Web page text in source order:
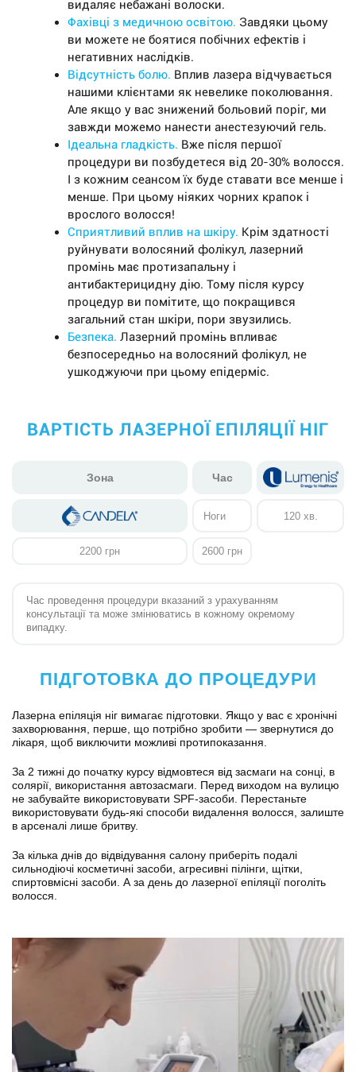
видаляє небажані волоски.
Фахівці з медичною освітою. Завдяки цьому
ви можете не боятися побічних ефектів і
негативних наслідків.
Відсутність болю. Вплив лазера відчувається
нашими клієнтами як невелике поколювання.
Але якщо у вас знижений больовий поріг, ми
завжди можемо нанести анестезуючий гель.
Ідеальна гладкість. Вже після першої
процедури ви позбудетеся від 20-30% волосся.
І з кожним сеансом їх буде ставати все менше і
менше. При цьому ніяких чорних крапок і
врослого волосся!
Сприятливий вплив на шкіру. Крім здатності
руйнувати волосяний фолікул, лазерний
промінь має протизапальну і
антибактерицидну дію. Тому після курсу
процедур ви помітите, що покращився
загальний стан шкіри, пори звузились.
Безпека. Лазерний промінь впливає
безпосередньо на волосяний фолікул, не
ушкоджуючи при цьому епідерміс.
ВАРТІСТЬ ЛАЗЕРНОЇ ЕПІЛЯЦІЇ НІГ
Зона Час
Ноги 120 хв.
2200 грн 2600 грн
Час проведення процедури вказаний з урахуванням
консультації та може змінюватись в кожному окремому
випадку.
ПІДГОТОВКА ДО ПРОЦЕДУРИ
Лазерна епіляція ніг вимагає підготовки. Якщо у вас є хронічні
захворювання, перше, що потрібно зробити — звернутися до
лікаря, щоб виключити можливі протипоказання.
За 2 тижні до початку курсу відмовтеся від засмаги на сонці, в
солярії, використання автозасмаги. Перед виходом на вулицю
не забувайте використовувати SPF-засоби. Перестаньте
використовувати будь-які способи видалення волосся, залиште
в арсеналі лише бритву.
За кілька днів до відвідування салону приберіть подалі
сильнодіючі косметичні засоби, агресивні пілінги, щітки,
спиртовмісні засоби. А за день до лазерної епіляції поголіть
волосся.